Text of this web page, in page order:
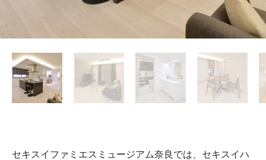
セキスイファミエスミュージアム奈良では、セキスイハ